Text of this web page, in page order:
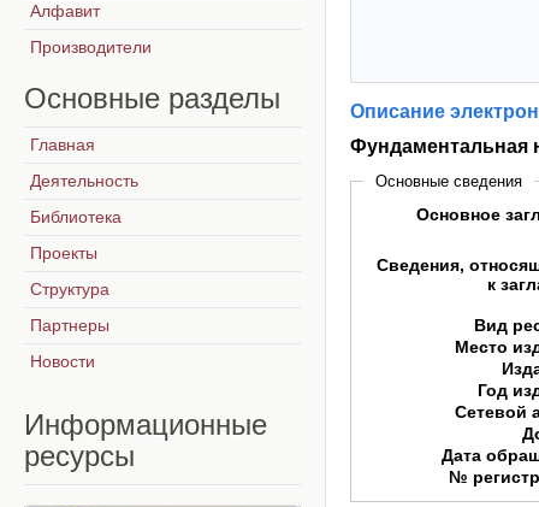
Описание
Фундаментальная
Основные сведения
Основное
Сведения,
к
Вид
Место
Год
Сетевой
Дата
№
Алфавит
Производители
Основные разделы
Главная
Деятельность
Библиотека
Проекты
Структура
Партнеры
Новости
Информационные
ресурсы